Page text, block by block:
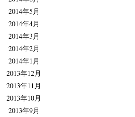
2014年5月
2014年4月
2014年3月
2014年2月
2014年1月
2013年12月
2013年11月
2013年10月
2013年9月